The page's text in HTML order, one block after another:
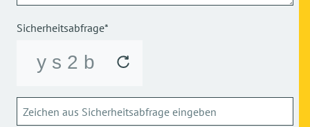
Sicherheitsabfrage*